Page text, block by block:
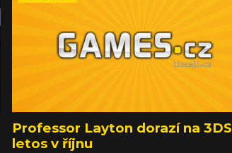
Professor Layton dorazí na 3DS
letos v říjnu